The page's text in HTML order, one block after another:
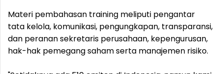
Materi pembahasan training meliputi pengantar
tata kelola, komunikasi, pengungkapan, transparansi,
dan peranan sekretaris perusahaan, kepengurusan,
hak-hak pemegang saham serta manajemen risiko.